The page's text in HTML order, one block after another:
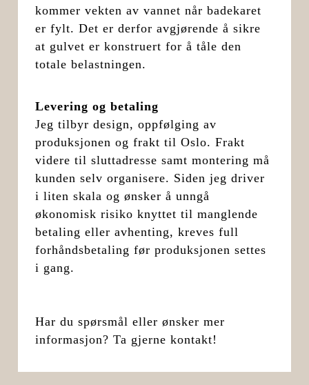
kommer vekten av vannet når badekaret
er fylt. Det er derfor avgjørende å sikre
at gulvet er konstruert for å tåle den
totale belastningen.
Levering og betaling
Jeg tilbyr design, oppfølging av
produksjonen og frakt til Oslo. Frakt
videre til sluttadresse samt montering må
kunden selv organisere. Siden jeg driver
i liten skala og ønsker å unngå
økonomisk risiko knyttet til manglende
betaling eller avhenting, kreves full
forhåndsbetaling før produksjonen settes
i gang.
Har du spørsmål eller ønsker mer
informasjon? Ta gjerne kontakt!